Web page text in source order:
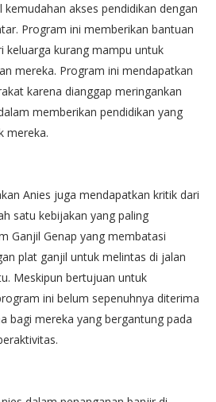
akses pendidikan dengan
Program ini memberikan bantuan
keluarga kurang mampu untuk
mereka. Program ini mendapatkan
karena dianggap meringankan
memberikan pendidikan yang
mereka.
Anies juga mendapatkan kritik dari
satu kebijakan yang paling
Ganjil Genap yang membatasi
plat ganjil untuk melintas di jalan
Meskipun bertujuan untuk
ini belum sepenuhnya diterima
bagi mereka yang bergantung pada